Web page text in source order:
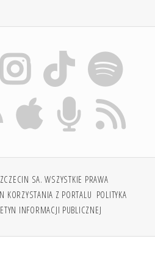
SA. WSZYSTKIE PRAWA
KORZYSTANIA Z PORTALU POLITYKA
INFORMACJI PUBLICZNEJ